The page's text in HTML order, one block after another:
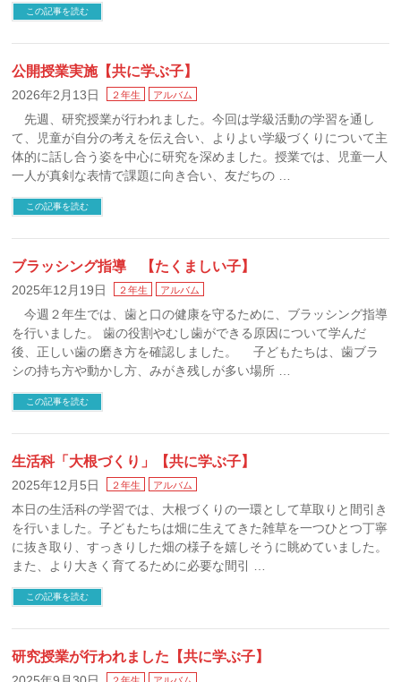
この記事を読む
公開授業実施【共に学ぶ子】
2026年2月13日 ２年生 アルバム
先週、研究授業が行われました。今回は学級活動の学習を通し
て、児童が自分の考えを伝え合い、よりよい学級づくりについて主
体的に話し合う姿を中心に研究を深めました。授業では、児童一人
一人が真剣な表情で課題に向き合い、友だちの …
この記事を読む
ブラッシング指導 【たくましい子】
2025年12月19日 ２年生 アルバム
今週２年生では、歯と口の健康を守るために、ブラッシング指導
を行いました。 歯の役割やむし歯ができる原因について学んだ
後、正しい歯の磨き方を確認しました。 子どもたちは、歯ブラ
シの持ち方や動かし方、みがき残しが多い場所 …
この記事を読む
生活科「大根づくり」【共に学ぶ子】
2025年12月5日 ２年生 アルバム
本日の生活科の学習では、大根づくりの一環として草取りと間引き
を行いました。子どもたちは畑に生えてきた雑草を一つひとつ丁寧
に抜き取り、すっきりした畑の様子を嬉しそうに眺めていました。
また、より大きく育てるために必要な間引 …
この記事を読む
研究授業が行われました【共に学ぶ子】